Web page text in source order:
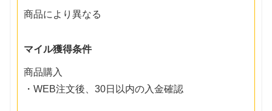
商品により異なる
マイル獲得条件
商品購入
・WEB注文後、30日以内の入金確認